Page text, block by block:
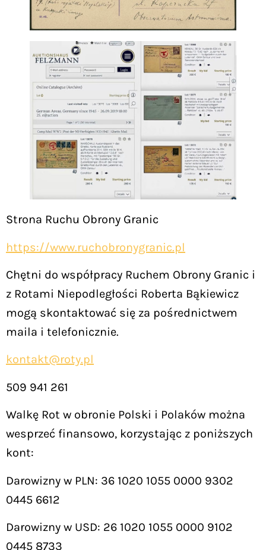
Strona Ruchu Obrony Granic
https://www.ruchobronygranic.pl
Chętni do współpracy Ruchem Obrony Granic i
z Rotami Niepodległości Roberta Bąkiewicz
mogą skontaktować się za pośrednictwem
maila i telefonicznie.
kontakt@roty.pl
509 941 261
Walkę Rot w obronie Polski i Polaków można
wesprzeć finansowo, korzystając z poniższych
kont:
Darowizny w PLN: 36 1020 1055 0000 9302
0445 6612
Darowizny w USD: 26 1020 1055 0000 9102
0445 8733